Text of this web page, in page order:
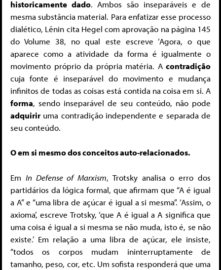
historicamente dado. Ambos são inseparáveis ​​e de
mesma substância material. Para enfatizar esse processo
dialético, Lênin cita Hegel com aprovação na página 145
do Volume 38, no qual este escreve ‘Agora, o que
aparece como a atividade da forma é igualmente o
movimento próprio da própria matéria. A contradição
cuja fonte é inseparável do movimento e mudança
infinitos de todas as coisas está contida na coisa em si. A
forma, sendo inseparável de seu conteúdo, não pode
adquiriruma contradição independente e separada de
seu conteúdo.
O em si mesmo dos conceitos auto-relacionados.
Em In Defense of Marxism, Trotsky analisa o erro dos
partidários da lógica formal, que afirmam que “A é igual
a A” e “uma libra de açúcar é igual a si mesma”. ‘Assim, o
axioma’, escreve Trotsky, ‘que A é igual a A significa que
uma coisa é igual a si mesma se não muda, isto é, se não
existe.’ Em relação a uma libra de açúcar, ele insiste,
“todos os corpos mudam ininterruptamente de
tamanho, peso, cor, etc. Um sofista responderá que uma